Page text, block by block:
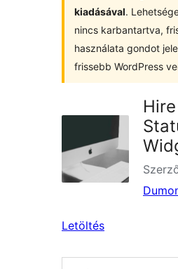
kiadásával.
nincs karbantartva,
használata gondot
frissebb WordPress
Letöltés